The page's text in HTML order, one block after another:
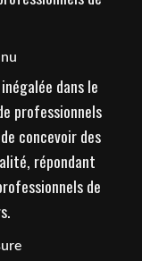
dans le
professionnels
concevoir des
répondant
de